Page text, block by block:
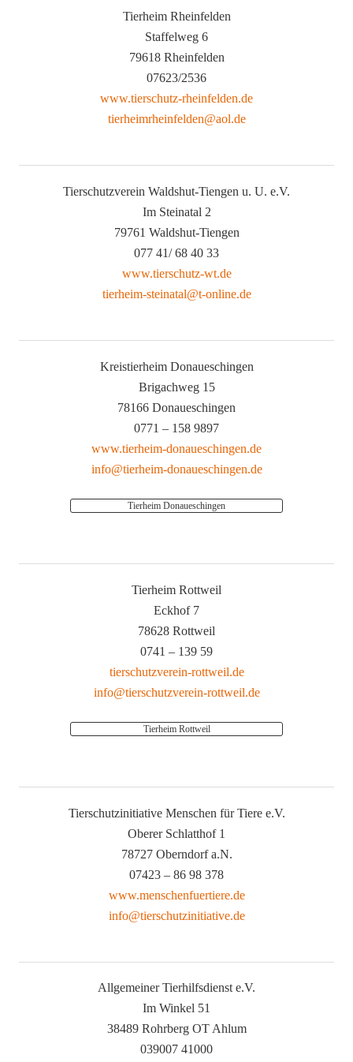
Tierheim Rheinfelden
Staffelweg 6
79618 Rheinfelden
07623/2536
www.tierschutz-rheinfelden.de
tierheimrheinfelden@aol.de
Tierschutzverein Waldshut-Tiengen u. U. e.V.
Im Steinatal 2
79761 Waldshut-Tiengen
077 41/ 68 40 33
www.tierschutz-wt.de
tierheim-steinatal@t-online.de
Kreistierheim Donaueschingen
Brigachweg 15
78166 Donaueschingen
0771 – 158 9897
www.tierheim-donaueschingen.de
info@tierheim-donaueschingen.de
Tierheim Donaueschingen
Tierheim Rottweil
Eckhof 7
78628 Rottweil
0741 – 139 59
tierschutzverein-rottweil.de
info@tierschutzverein-rottweil.de
Tierheim Rottweil
Tierschutzinitiative Menschen für Tiere e.V.
Oberer Schlatthof 1
78727 Oberndorf a.N.
07423 – 86 98 378
www.menschenfuertiere.de
info@tierschutzinitiative.de
Allgemeiner Tierhilfsdienst e.V.
Im Winkel 51
38489 Rohrberg OT Ahlum
039007 41000